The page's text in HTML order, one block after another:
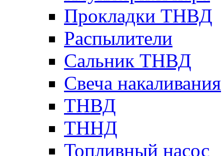
Прокладки ТНВД
Распылители
Сальник ТНВД
Свеча накаливания
ТНВД
ТННД
Топливный насос